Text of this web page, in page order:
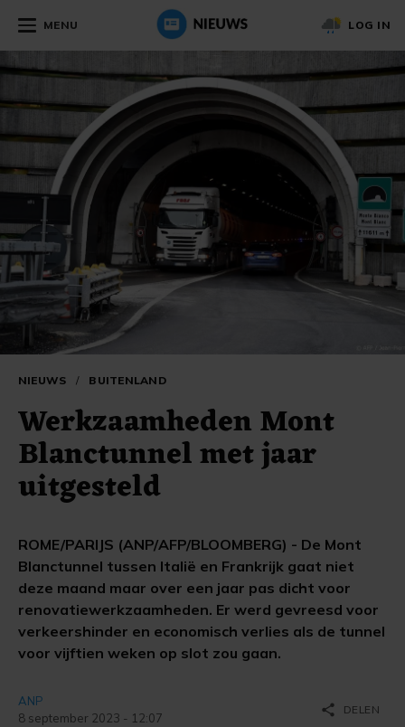
MENU LOG IN
NIEUWS / BUITENLAND
Werkzaamheden Mont
Blanctunnel met jaar
uitgesteld
ROME/PARIJS (ANP/AFP/BLOOMBERG) - De Mont
Blanctunnel tussen Italië en Frankrijk gaat niet
deze maand maar over een jaar pas dicht voor
renovatiewerkzaamheden. Er werd gevreesd voor
verkeershinder en economisch verlies als de tunnel
voor vijftien weken op slot zou gaan.
ANP
8 september 2023 - 12:07
share DELEN